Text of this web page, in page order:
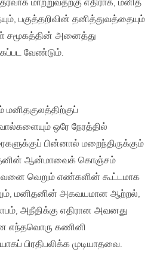
மாற்றுவதற்கு எதிராக, மனித
பகுத்தறிவின் தனித்துவத்தையும்
சமூகத்தின் அனைத்து
வேண்டும்.
ஒரே நேரத்தில்
பின்னால் மறைந்திருக்கும்
ஆன்மாவைக் கொஞ்சம்
வெறும் எண்களின் கூட்டமாக
மனிதனின் அகவயமான ஆற்றல்,
அநீதிக்கு எதிரான அவனது
எந்தவொரு கணினி
பிரதிபலிக்க முடியாதவை.